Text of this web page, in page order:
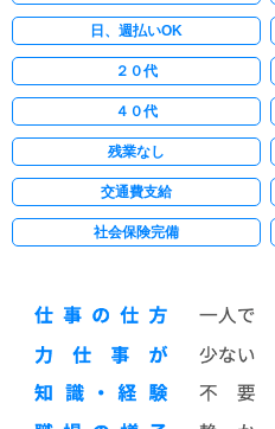
日、週払いOK
２０代
４０代
残業なし
交通費支給
社会保険完備